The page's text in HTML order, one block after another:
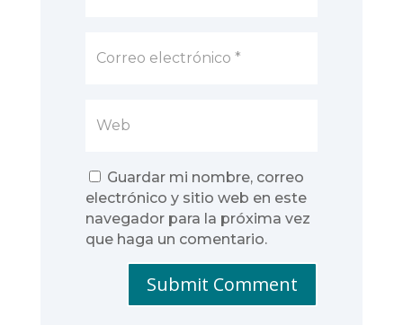
Guardar mi nombre, correo
electrónico y sitio web en este
navegador para la próxima vez
que haga un comentario.
Submit Comment